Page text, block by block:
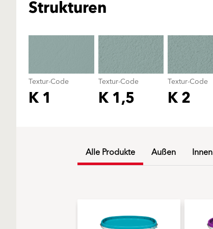
Strukturen
Textur-Code
K 1
Textur-Code
K 1,5
Textur-Code
K 2
Alle Produkte Außen Innen